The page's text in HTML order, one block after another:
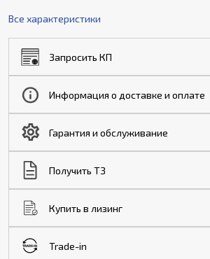
Все характеристики
Запросить КП
Информация о доставке и оплате
Гарантия и обслуживание
Получить ТЗ
Купить в лизинг
Trade-in